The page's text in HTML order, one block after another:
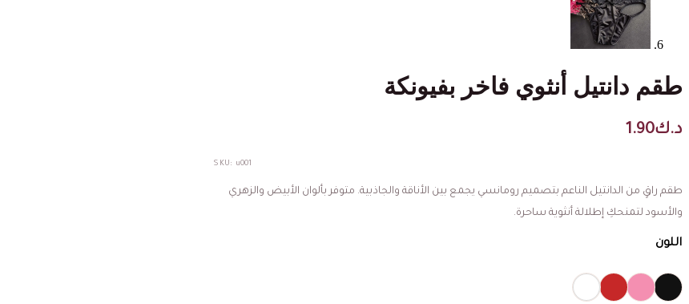
طقم دانتيل أنثوي فاخر بفيونكة
د.ك1.90
SKU: u001
طقم راقٍ من الدانتيل الناعم بتصميم رومانسي يجمع بين الأناقة والجاذبية. متوفر بألوان الأبيض والزهري
والأسود لتمنحكِ إطلالة أنثوية ساحرة.
اللون